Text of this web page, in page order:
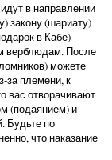
в направлении
закону (шариату)
в Кабе)
верблюдам. После
можете
за племени, к
вас отворачивают
(подаянием) и
Будьте по
что наказание